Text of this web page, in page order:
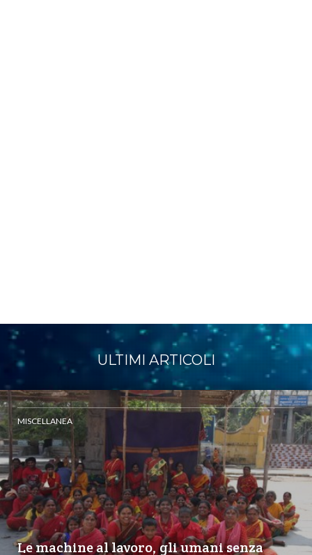
ULTIMI ARTICOLI
MISCELLANEA
Le machine al lavoro, gli umani senza